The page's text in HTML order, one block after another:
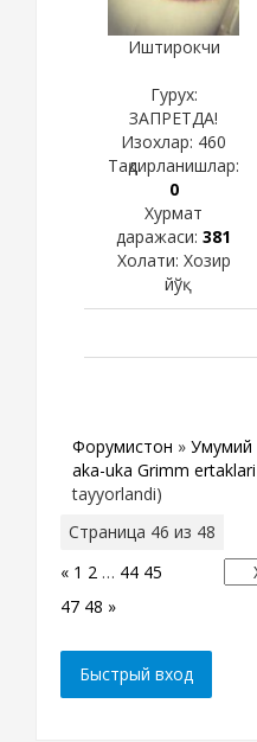
Иштирокчи
Гурух:
ЗАПРЕТДА!
Изохлар: 460
Тақдирланишлар:
0
Хурмат
даражаси: 381
Холати: Хозир
йўқ
Форумистон » Умумий
aka-uka Grimm ertaklari
tayyorlandi)
Страница 46 из 48
« 1 2 … 44 45
47 48 »